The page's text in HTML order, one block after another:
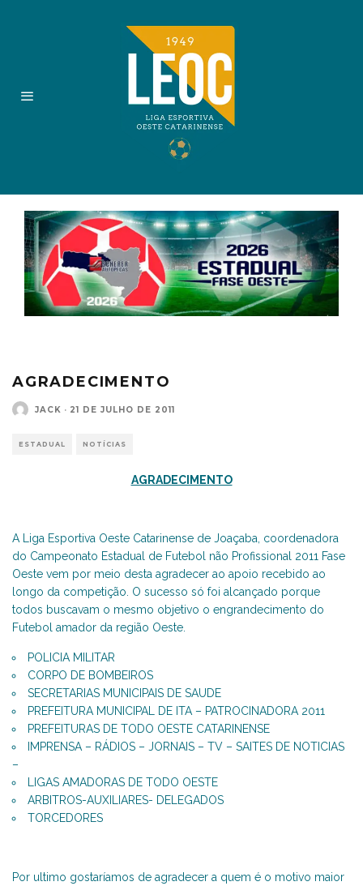
AGRADECIMENTO
JACK · 21 DE JULHO DE 2011
ESTADUAL NOTÍCIAS
AGRADECIMENTO
A Liga Esportiva Oeste Catarinense de Joaçaba, coordenadora
do Campeonato Estadual de Futebol não Profissional 2011 Fase
Oeste vem por meio desta agradecer ao apoio recebido ao
longo da competição. O sucesso só foi alcançado porque
todos buscavam o mesmo objetivo o engrandecimento do
Futebol amador da região Oeste.
POLICIA MILITAR
CORPO DE BOMBEIROS
SECRETARIAS MUNICIPAIS DE SAUDE
PREFEITURA MUNICIPAL DE ITA – PATROCINADORA 2011
PREFEITURAS DE TODO OESTE CATARINENSE
IMPRENSA – RÁDIOS – JORNAIS – TV – SAITES DE NOTICIAS
–
LIGAS AMADORAS DE TODO OESTE
ARBITROS-AUXILIARES- DELEGADOS
TORCEDORES
Por ultimo gostaríamos de agradecer a quem é o motivo maior